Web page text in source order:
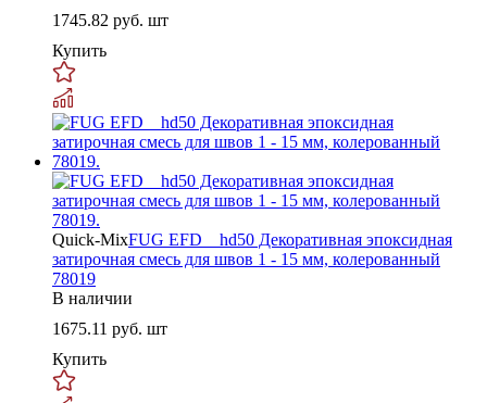
1745.82 руб. шт
Купить
Quick-MixFUG EFD _ hd50 Декоративная эпоксидная
затирочная смесь для швов 1 - 15 мм, колерованный
78019
В наличии
1675.11 руб. шт
Купить